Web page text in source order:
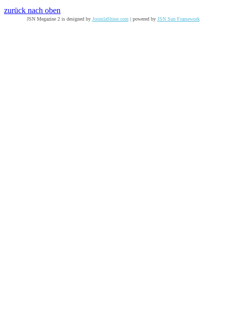
zurück nach oben
JSN Megazine 2 is designed by JoomlaShine.com | powered by JSN Sun Framework